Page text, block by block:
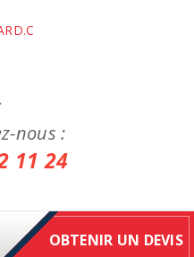
nous :
11 24
OBTENIR UN DEVIS